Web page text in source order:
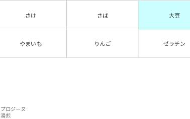
さけ さば 大豆
やまいも りんご ゼラチン
プロジーヌ
湯煎